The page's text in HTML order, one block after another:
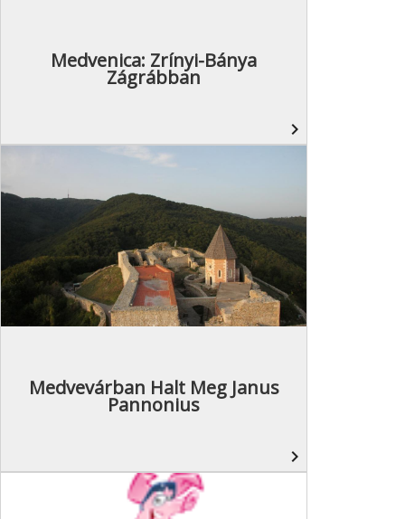
Medvenica: Zrínyi-Bánya
Zágrábban
navigate_next
Medvevárban Halt Meg Janus
Pannonius
navigate_next